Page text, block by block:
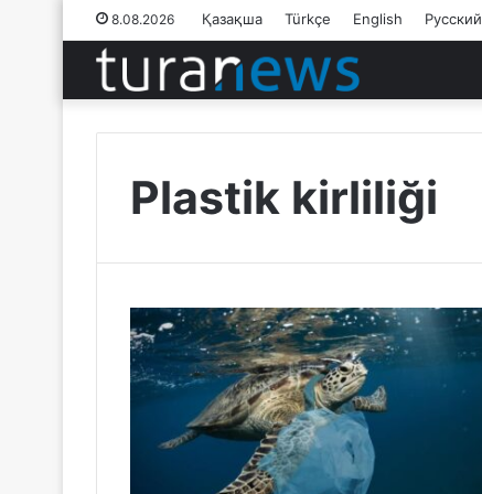
8.08.2026 Қазақша Türkçe English Русский
Plastik kirliliği